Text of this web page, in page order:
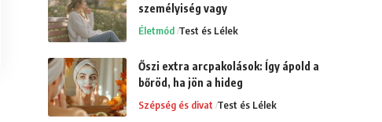
személyiség vagy
Életmód Test és Lélek
Őszi extra arcpakolások: Így ápold a
bőröd, ha jön a hideg
Szépség és divat Test és Lélek